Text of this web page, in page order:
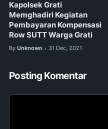
Kapolsek Grati
Memghadiri Kegiatan
Pembayaran Kompensasi
Row SUTT Warga Grati
By Unknown • 31 Dec, 2021
Posting Komentar